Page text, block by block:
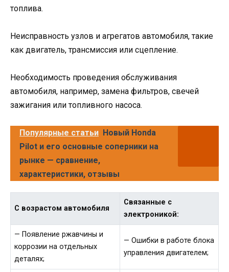
топлива.
Неисправность узлов и агрегатов автомобиля, такие
как двигатель, трансмиссия или сцепление.
Необходимость проведения обслуживания
автомобиля, например, замена фильтров, свечей
зажигания или топливного насоса.
Популярные статьи Новый Honda
Pilot и его основные соперники на
рынке — сравнение,
характеристики, отзывы
С возрастом автомобиля
Связанные с
электроникой:
— Появление ржавчины и
коррозии на отдельных
деталях;
— Ошибки в работе блока
управления двигателем;